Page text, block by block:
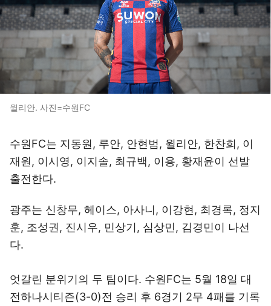
윌리안. 사진=수원FC
수원FC는 지동원, 루안, 안현범, 윌리안, 한찬희, 이
재원, 이시영, 이지솔, 최규백, 이용, 황재윤이 선발
출전한다.
광주는 신창무, 헤이스, 아사니, 이강현, 최경록, 정지
훈, 조성권, 진시우, 민상기, 심상민, 김경민이 나선
다.
엇갈린 분위기의 두 팀이다. 수원FC는 5월 18일 대
전하나시티즌(3-0)전 승리 후 6경기 2무 4패를 기록